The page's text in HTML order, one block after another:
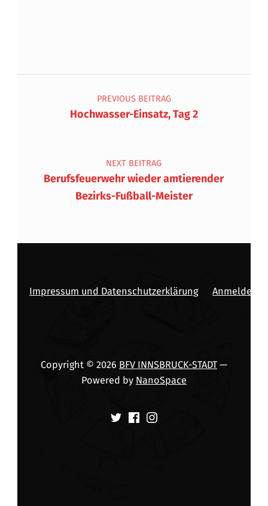
Beitragsnavigation
PREVIOUS BEITRAG
Hochwasser-Einsatz, Tag 2
NEXT BEITRAG
Berufsfeuerwehr wieder amtierender
Bezirks-Fußball-Meister
Impressum und Datenschutzerklärung Anmelden
Copyright © 2026 BFV INNSBRUCK-STADT—
Powered by NanoSpace